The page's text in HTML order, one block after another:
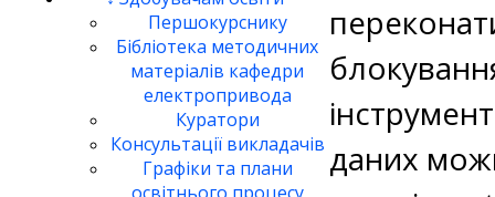
Першокурснику
Бібліотека методичних
матеріалів кафедри
електропривода
Куратори
Консультації викладачів
Графіки та плани
даних